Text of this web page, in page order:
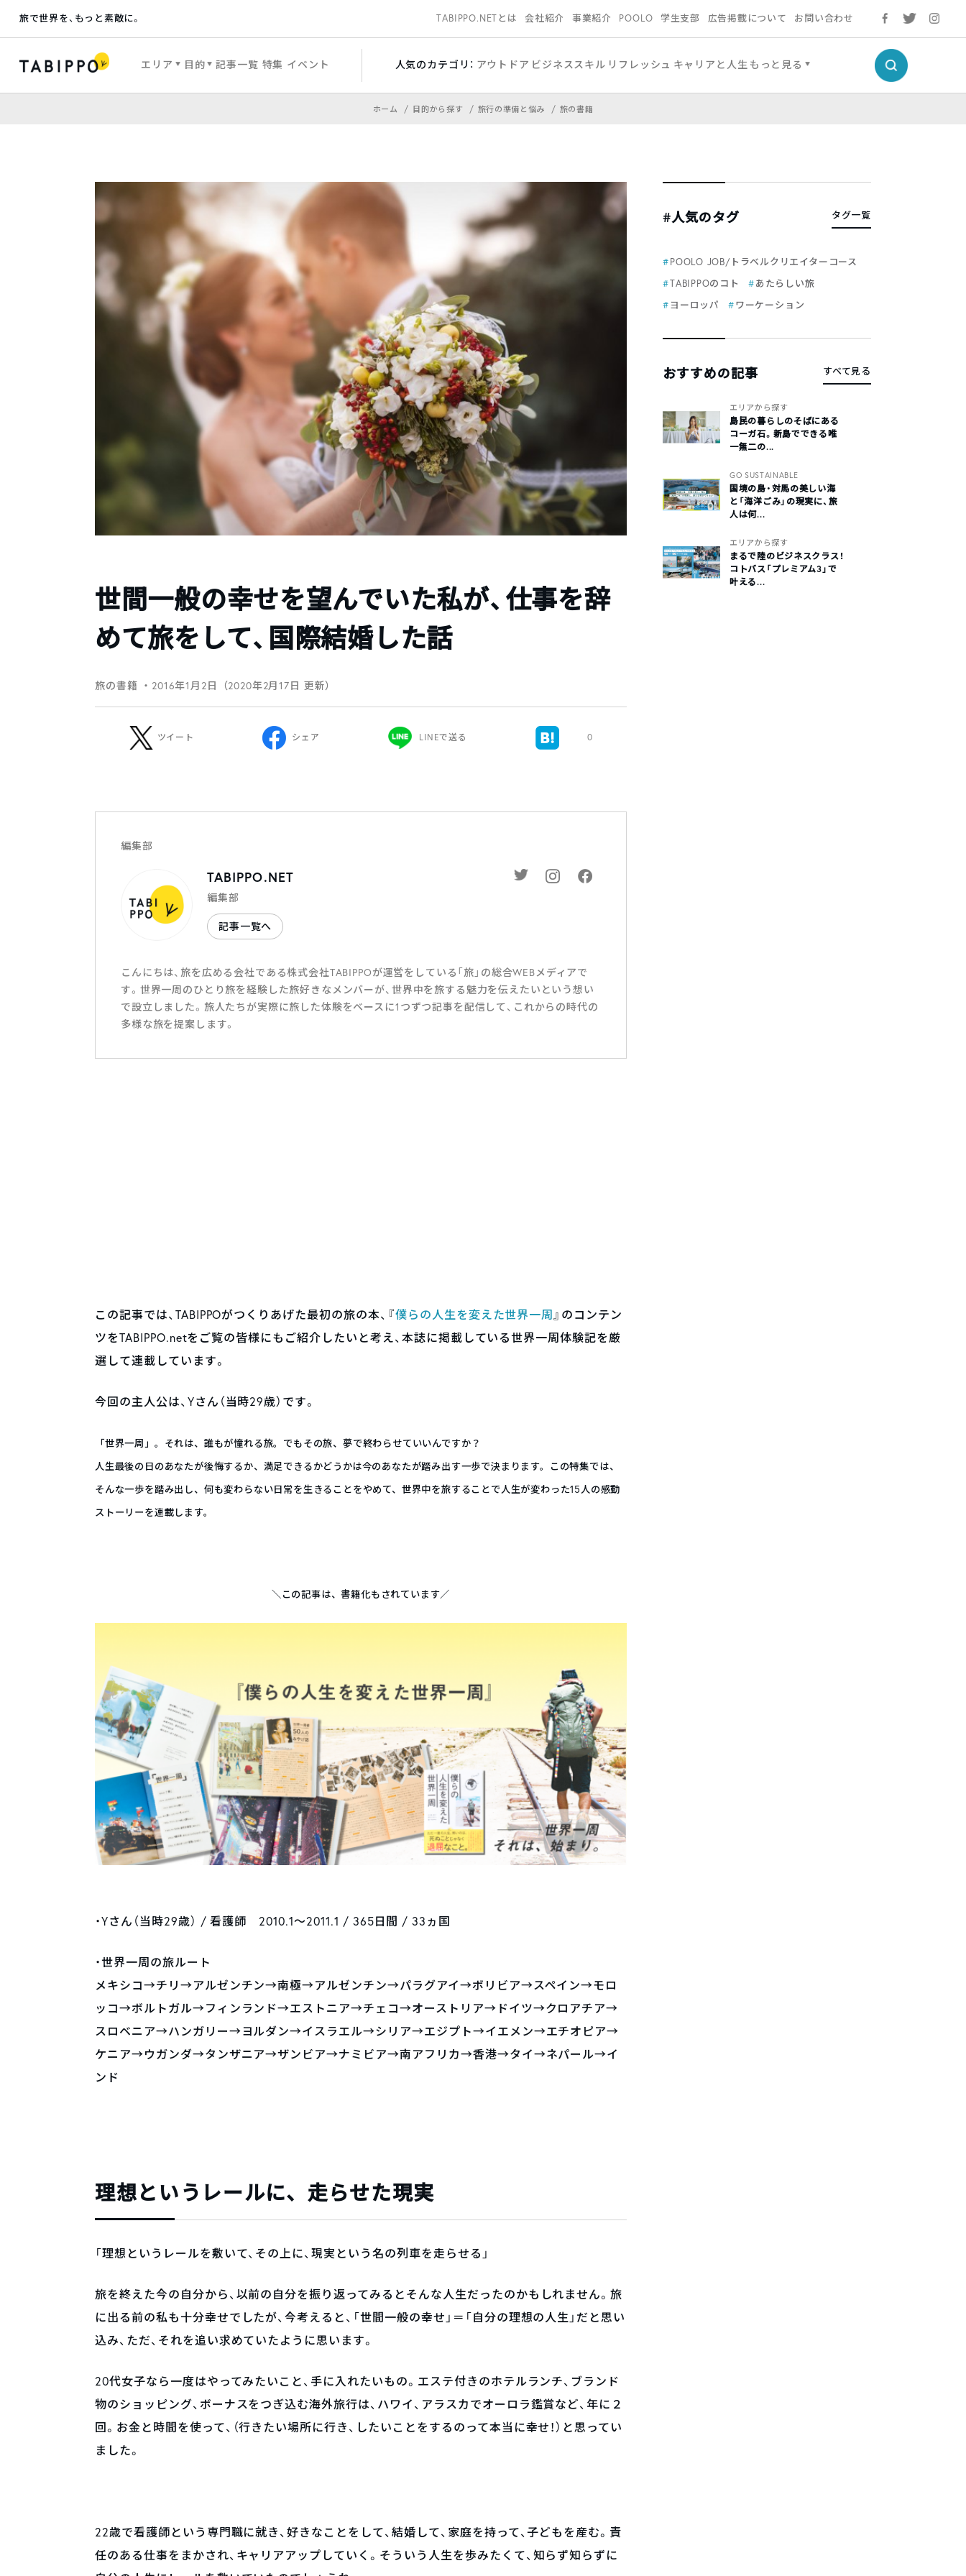
旅で世界を、もっと素敵に。 TABIPPO.NETとは 会社紹介 事業紹介 POOLO 学生支部 広告掲載について お問い合わせ
エリア 目的 記事一覧 特集 イベント 人気のカテゴリ： アウトドア ビジネススキル リフレッシュ キャリアと人生 もっと見る
ホーム 目的から探す 旅行の準備と悩み 旅の書籍
世間一般の幸せを望んでいた私が、仕事を辞
めて旅をして、国際結婚した話
旅の書籍 ・2016年1月2日（2020年2月17日 更新）
ツイート シェア LINEで送る 0
編集部
TABIPPO.NET
編集部
記事一覧へ
こんにちは、旅を広める会社である株式会社TABIPPOが運営をしている「旅」の総合WEBメディアで
す。世界一周のひとり旅を経験した旅好きなメンバーが、世界中を旅する魅力を伝えたいという想い
で設立しました。旅人たちが実際に旅した体験をベースに1つずつ記事を配信して、これからの時代の
多様な旅を提案します。
この記事では、TABIPPOがつくりあげた最初の旅の本、『僕らの人生を変えた世界一周 』のコンテン
ツをTABIPPO.netをご覧の皆様にもご紹介したいと考え、本誌に掲載している世界一周体験記を厳
選して連載しています。
今回の主人公は、Yさん（当時29歳）です。
「世界一周」。それは、誰もが憧れる旅。でもその旅、夢で終わらせていいんですか？
人生最後の日のあなたが後悔するか、満足できるかどうかは今のあなたが踏み出す一歩で決まります。この特集では、
そんな一歩を踏み出し、何も変わらない日常を生きることをやめて、世界中を旅することで人生が変わった15人の感動
ストーリーを連載します。
＼この記事は、書籍化もされています／
・Yさん（当時29歳） / 看護師 2010.1〜2011.1 / 365日間 / 33ヵ国
・世界一周の旅ルート
メキシコ→チリ→アルゼンチン→南極→アルゼンチン→パラグアイ→ボリビア→スペイン→モロ
ッコ→ボルトガル→フィンランド→エストニア→チェコ→オーストリア→ドイツ→クロアチア→
スロベニア→ハンガリー→ヨルダン→イスラエル→シリア→エジプト→イエメン→エチオピア→
ケニア→ウガンダ→タンザニア→ザンビア→ナミビア→南アフリカ→香港→タイ→ネパール→イ
ンド
理想というレールに、走らせた現実
「理想というレールを敷いて、その上に、現実という名の列車を走らせる」
旅を終えた今の自分から、以前の自分を振り返ってみるとそんな人生だったのかもしれません。旅
に出る前の私も十分幸せでしたが、今考えると、「世間一般の幸せ」＝「自分の理想の人生」だと思い
込み、ただ、それを追い求めていたように思います。
20代女子なら一度はやってみたいこと、手に入れたいもの。エステ付きのホテルランチ、ブランド
物のショッピング、ボーナスをつぎ込む海外旅行は、ハワイ、アラスカでオーロラ鑑賞など、年に２
回。お金と時間を使って、（行きたい場所に行き、したいことをするのって本当に幸せ！）と思ってい
ました。
22歳で看護師という専門職に就き、好きなことをして、結婚して、家庭を持って、子どもを産む。責
任のある仕事をまかされ、キャリアアップしていく。そういう人生を歩みたくて、知らず知らずに
#人気のタグ タグ一覧
POOLO JOB/トラベルクリエイターコース
TABIPPOのコト
あたらしい旅
ヨーロッパ
ワーケーション
おすすめの記事 すべて見る
エリアから探す
島民の暮らしのそばにある
コーガ石。新島でできる唯
一無二の...
GO SUSTAINABLE
国境の島・対馬の美しい海
と「海洋ごみ」の現実に、旅
人は何...
エリアから探す
まるで陸のビジネスクラス！
コトバス「プレミアム3」で
叶える...